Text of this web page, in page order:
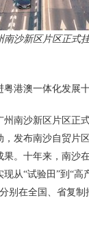
沙新区片区正式
港澳一体化发展
南沙新区片区正
发布南沙自贸片
。十年来，南沙
从“试验田”到“
别在全国、省复